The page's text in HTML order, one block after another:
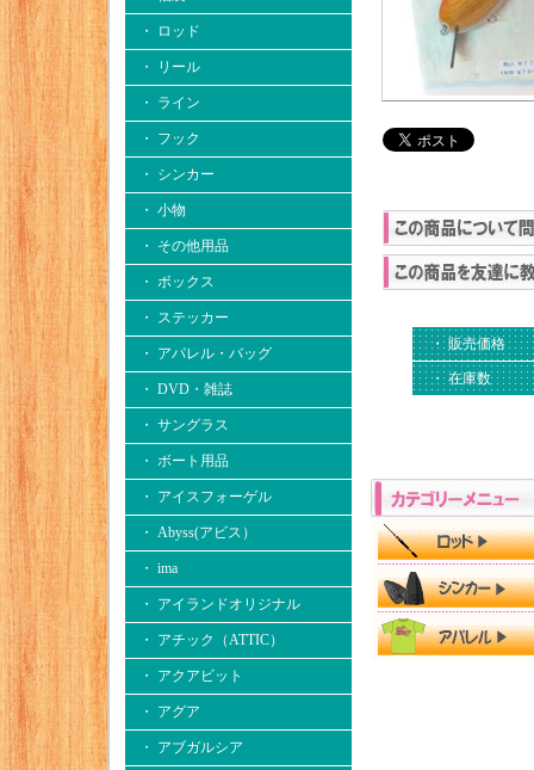
・ ロッド
・ リール
・ ライン
・ フック
・ シンカー
・ 小物
・ その他用品
・ ボックス
・ ステッカー
・ アパレル・バッグ
・ DVD・雑誌
・ サングラス
・ ボート用品
・ アイスフォーゲル
・ Abyss(アビス）
・ ima
・ アイランドオリジナル
・ アチック（ATTIC）
・ アクアビット
・ アグア
・ アブガルシア
・ 販売価格
・ 在庫数